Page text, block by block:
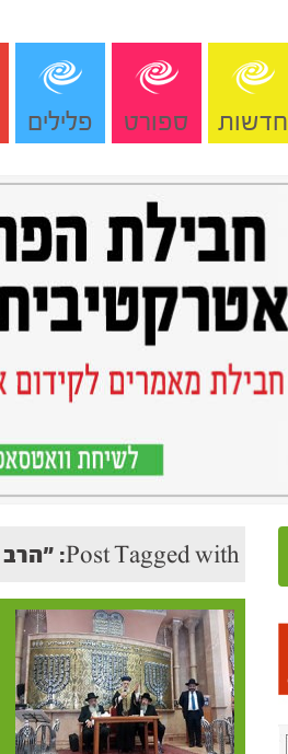
חדשות ספורט פלילים
Post Tagged with: "הרב הראשי יצחק יוסף"